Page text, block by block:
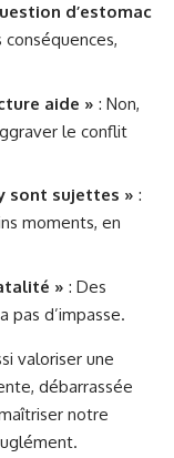
d’estomac
aide » : Non,
le conflit
sont sujettes » :
moments, en
» : Des
pas d’impasse.
valoriser une
débarrassée
notre